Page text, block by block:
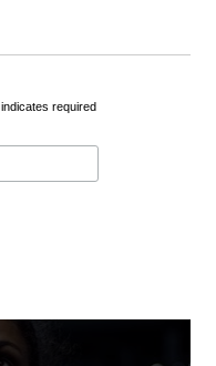
indicates required